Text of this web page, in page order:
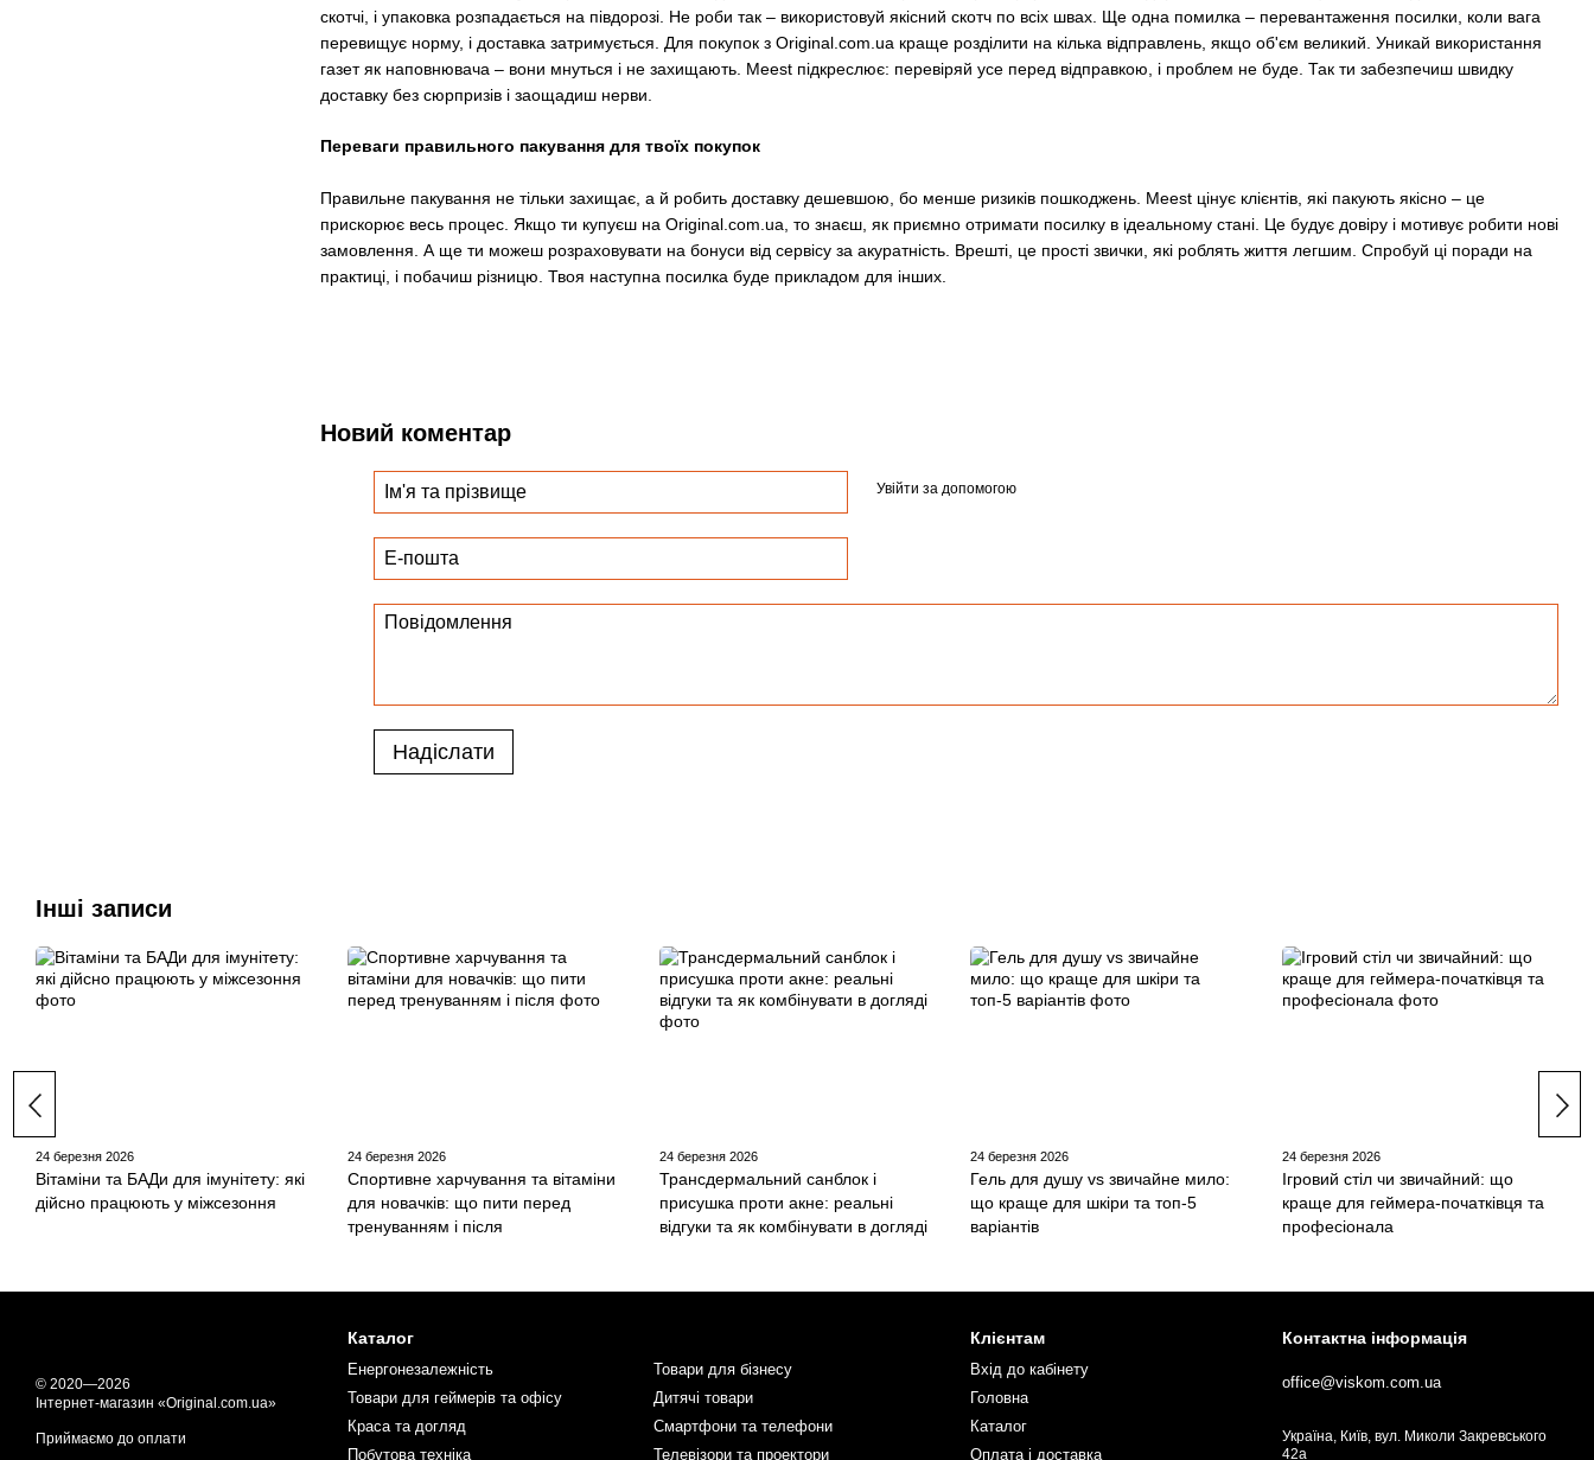
скотчі, і упаковка розпадається на півдорозі. Не роби так – використовуй якісний скотч по всіх швах. Ще одна помилка – перевантаження посилки, коли вага
перевищує норму, і доставка затримується. Для покупок з Original.com.ua краще розділити на кілька відправлень, якщо об'єм великий. Уникай використання
газет як наповнювача – вони мнуться і не захищають. Meest підкреслює: перевіряй усе перед відправкою, і проблем не буде. Так ти забезпечиш швидку
доставку без сюрпризів і заощадиш нерви.
Переваги правильного пакування для твоїх покупок
Правильне пакування не тільки захищає, а й робить доставку дешевшою, бо менше ризиків пошкоджень. Meest цінує клієнтів, які пакують якісно – це
прискорює весь процес. Якщо ти купуєш на Original.com.ua, то знаєш, як приємно отримати посилку в ідеальному стані. Це будує довіру і мотивує робити нові
замовлення. А ще ти можеш розраховувати на бонуси від сервісу за акуратність. Врешті, це прості звички, які роблять життя легшим. Спробуй ці поради на
практиці, і побачиш різницю. Твоя наступна посилка буде прикладом для інших.
Новий коментар
Увійти за допомогою
Надіслати
Інші записи
24 березня 2026
Вітаміни та БАДи для імунітету: які
дійсно працюють у міжсезоння
24 березня 2026
Спортивне харчування та вітаміни
для новачків: що пити перед
тренуванням і після
24 березня 2026
Трансдермальний санблок і
присушка проти акне: реальні
відгуки та як комбінувати в догляді
24 березня 2026
Гель для душу vs звичайне мило:
що краще для шкіри та топ-5
варіантів
24 березня 2026
Ігровий стіл чи звичайний: що
краще для геймера-початківця та
професіонала
© 2020—2026
Інтернет-магазин «Original.com.ua»
Приймаємо до оплати
Каталог
Енергонезалежність
Товари для геймерів та офісу
Краса та догляд
Побутова техніка
Товари для бізнесу
Дитячі товари
Смартфони та телефони
Телевізори та проектори
Клієнтам
Вхід до кабінету
Головна
Каталог
Оплата і доставка
Контактна інформація
office@viskom.com.ua
Україна, Київ, вул. Миколи Закревського
42а